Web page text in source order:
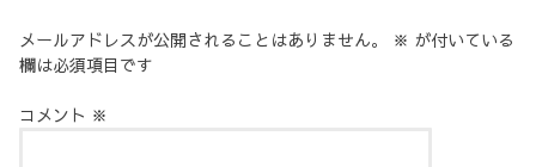
メールアドレスが公開されることはありません。 ※ が付いている
欄は必須項目です
コメント ※